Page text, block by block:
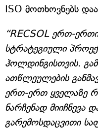
ISO მოთხოვნებს
“RECSOL ერთ-
სტრატეგიული
ჰოლდინგისთვის.
ათწლეულების
ერთ-ერთ ყველაზე
ნარჩენად მიიჩნევა
გარემოსდაცვითი